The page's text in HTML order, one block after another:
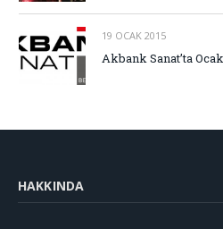
19 OCAK 2015
Akbank Sanat’ta
HAKKINDA